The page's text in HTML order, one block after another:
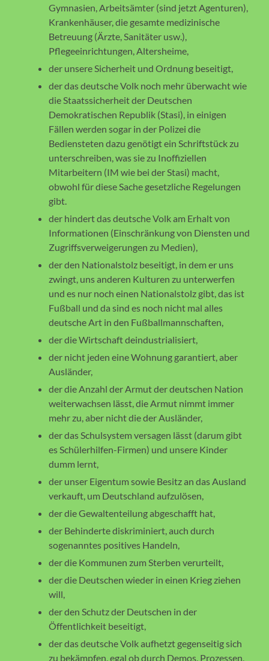
Gymnasien, Arbeitsämter (sind jetzt Agenturen),
Krankenhäuser, die gesamte medizinische
Betreuung (Ärzte, Sanitäter usw.),
Pflegeeinrichtungen, Altersheime,
der unsere Sicherheit und Ordnung beseitigt,
der das deutsche Volk noch mehr überwacht wie
die Staatssicherheit der Deutschen
Demokratischen Republik (Stasi), in einigen
Fällen werden sogar in der Polizei die
Bediensteten dazu genötigt ein Schriftstück zu
unterschreiben, was sie zu Inoffiziellen
Mitarbeitern (IM wie bei der Stasi) macht,
obwohl für diese Sache gesetzliche Regelungen
gibt.
der hindert das deutsche Volk am Erhalt von
Informationen (Einschränkung von Diensten und
Zugriffsverweigerungen zu Medien),
der den Nationalstolz beseitigt, in dem er uns
zwingt, uns anderen Kulturen zu unterwerfen
und es nur noch einen Nationalstolz gibt, das ist
Fußball und da sind es noch nicht mal alles
deutsche Art in den Fußballmannschaften,
der die Wirtschaft deindustrialisiert,
der nicht jeden eine Wohnung garantiert, aber
Ausländer,
der die Anzahl der Armut der deutschen Nation
weiterwachsen lässt, die Armut nimmt immer
mehr zu, aber nicht die der Ausländer,
der das Schulsystem versagen lässt (darum gibt
es Schülerhilfen-Firmen) und unsere Kinder
dumm lernt,
der unser Eigentum sowie Besitz an das Ausland
verkauft, um Deutschland aufzulösen,
der die Gewaltenteilung abgeschafft hat,
der Behinderte diskriminiert, auch durch
sogenanntes positives Handeln,
der die Kommunen zum Sterben verurteilt,
der die Deutschen wieder in einen Krieg ziehen
will,
der den Schutz der Deutschen in der
Öffentlichkeit beseitigt,
der das deutsche Volk aufhetzt gegenseitig sich
zu bekämpfen, egal ob durch Demos, Prozessen,